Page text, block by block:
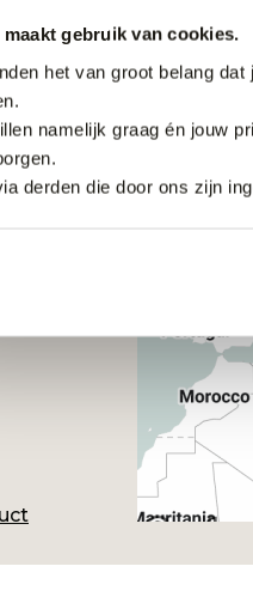
maakt gebruik van cookies.
het van groot belang
namelijk graag én jouw
derden die door ons zijn
kledingstuk
levering in
stappen
binnen de